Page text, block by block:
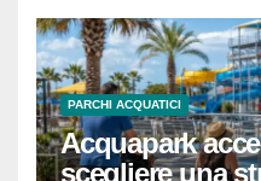
PARCHI ACQUATICI
Acquapark
scegliere una